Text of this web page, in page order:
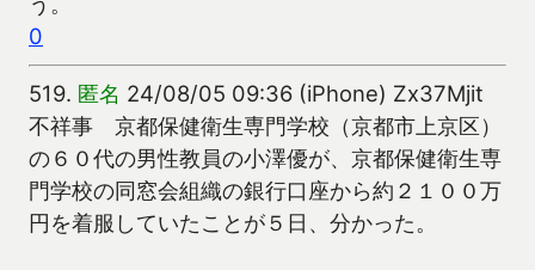
0
519. 匿名 24/08/05 09:36 (iPhone) Zx37Mjit
不祥事 京都保健衛生専門学校（京都市上京区）
の６０代の男性教員の小澤優が、京都保健衛生専
門学校の同窓会組織の銀行口座から約２１００万
円を着服していたことが５日、分かった。